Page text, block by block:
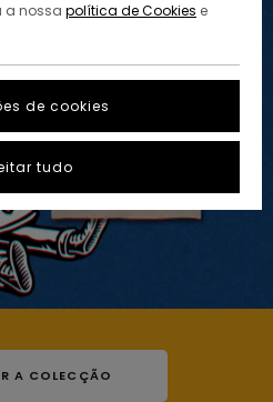
A COLECÇÃO
a nossa política de Cookies e
de cookies
tudo